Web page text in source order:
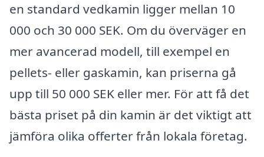
en standard vedkamin ligger mellan 10
000 och 30 000 SEK. Om du överväger en
mer avancerad modell, till exempel en
pellets- eller gaskamin, kan priserna gå
upp till 50 000 SEK eller mer. För att få det
bästa priset på din kamin är det viktigt att
jämföra olika offerter från lokala företag.